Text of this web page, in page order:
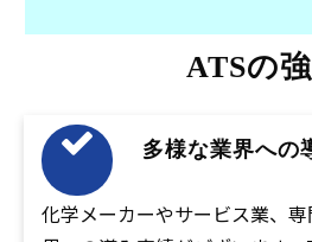
ATSの
多様な業界への
化学メーカーやサービス業、